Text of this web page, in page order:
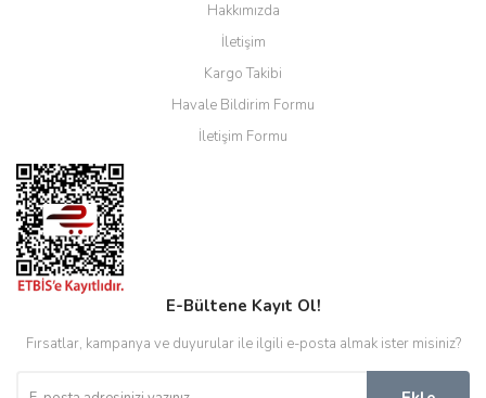
Hakkımızda
İletişim
Kargo Takibi
Havale Bildirim Formu
İletişim Formu
E-Bültene Kayıt Ol!
Fırsatlar, kampanya ve duyurular ile ilgili e-posta almak ister misiniz?